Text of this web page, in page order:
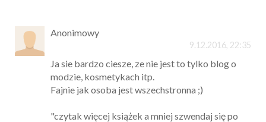
Anonimowy
9.12.2016, 22:35
Ja sie bardzo ciesze, ze nie jest to tylko blog o
modzie, kosmetykach itp.
Fajnie jak osoba jest wszechstronna ;)
"czytak więcej książek a mniej szwendaj się po